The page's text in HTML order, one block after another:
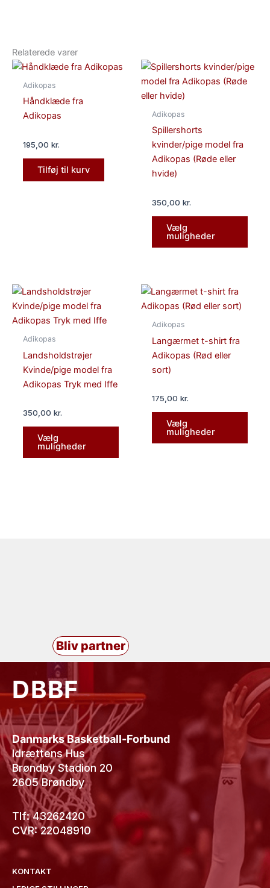
Relaterede varer
Adikopas
Håndklæde fra
Adikopas
195,00 kr.
Tilføj til kurv
Adikopas
Spillershorts
kvinder/pige model fra
Adikopas (Røde eller
hvide)
350,00 kr.
Vælg
muligheder
Dette
vare
Adikopas
Landsholdstrøjer
Kvinde/pige model fra
Adikopas Tryk med Iffe
350,00 kr.
Vælg
muligheder
Adikopas
Langærmet t-shirt fra
Adikopas (Rød eller
sort)
175,00 kr.
Vælg
muligheder
Bliv partner
DBBF
Danmarks Basketball-Forbund
Idrættens Hus
Brøndby Stadion 20
2605 Brøndby
Tlf: 43262420
CVR: 22048910
KONTAKT